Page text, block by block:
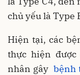
chủ yếu là Type
Hiện tại, các
thực hiện
nhân gây bệnh